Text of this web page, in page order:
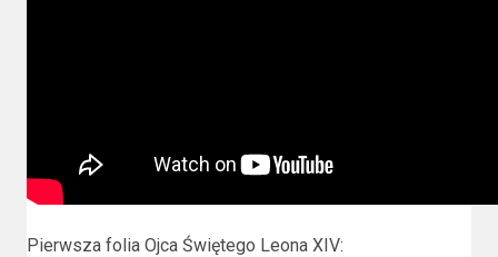
Pierwsza folia Ojca Świętego Leona XIV: